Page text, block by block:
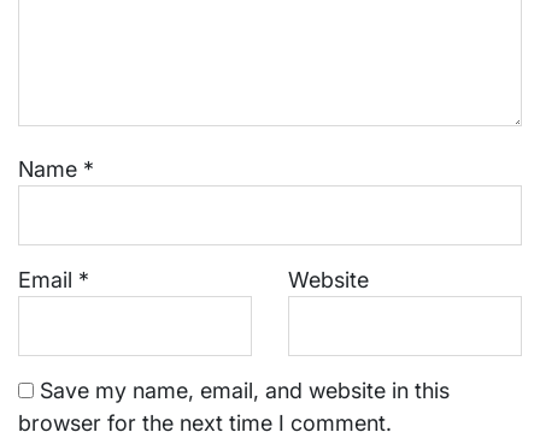
Name *
Email * Website
Save my name, email, and website in this
browser for the next time I comment.